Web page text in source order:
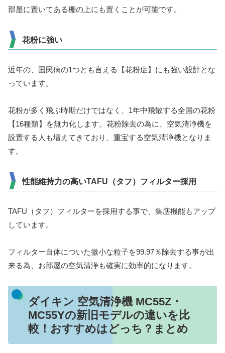
部屋に置いてある棚の上にも置くことが可能です。
花粉に強い
近年の、国民病の1つとも言える【花粉症】にも強い設計とな
っています。
花粉が多く飛ぶ時期だけではなく、1年中飛散する全国の花粉
【16種類】を無力化します。 花粉除去の為に、空気清浄機を
設置する人も増えてきており、重宝する空気清浄機となりま
す。
性能維持力の高いTAFU（タフ）フィルター採用
TAFU（タフ）フィルターを採用する事で、集塵機能もアップ
しています。
フィルター自体についた微小な粒子を99.97％除去する事が出
来る為、お部屋の空気清浄も確実に効率的になります。
ダイキン 空気清浄機 MC55Z・
MC55Yの新旧モデルの違いを比
較！おすすめはどっち？まとめ